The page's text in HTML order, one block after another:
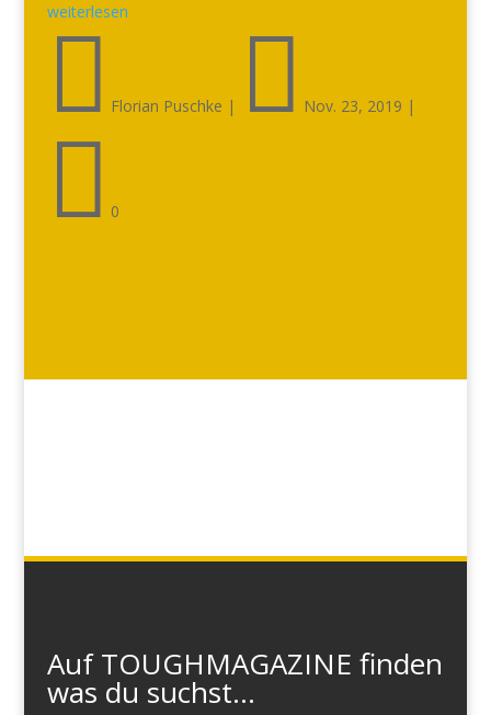
weiterlesen
 Florian Puschke |  Nov. 23, 2019 |
 0
Auf TOUGHMAGAZINE finden
was du suchst...